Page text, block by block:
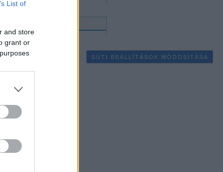
List of
and store
grant or
SÜTI BEÁLLÍTÁSOK MÓDOSÍTÁSA